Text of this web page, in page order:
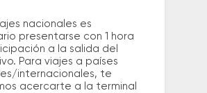
nacionales es
presentarse con 1 hora
a la salida del
Para viajes a países
internacionales, te
acercarte a la terminal